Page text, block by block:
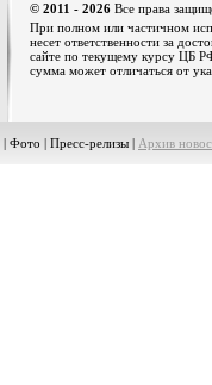
© 2011 - 2026 Все права
При полном или частичном
несет ответственности за
сайте по текущему курсу ЦБ
сумма может отличаться от
| Фото | Пресс-релизы | Архив